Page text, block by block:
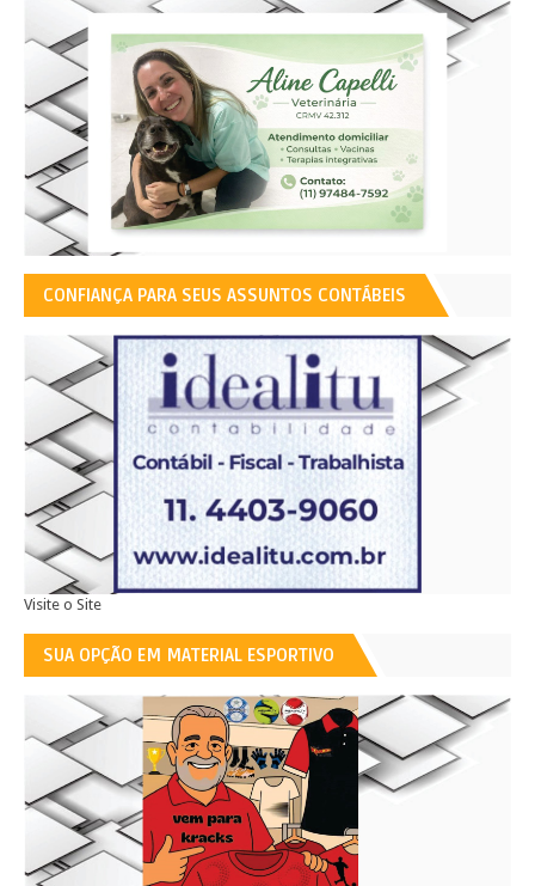
CONFIANÇA PARA SEUS ASSUNTOS CONTÁBEIS
Visite o Site
SUA OPÇÃO EM MATERIAL ESPORTIVO